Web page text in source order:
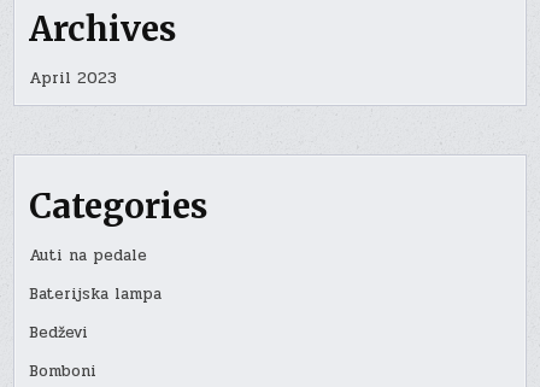
Archives
April 2023
Categories
Auti na pedale
Baterijska lampa
Bedževi
Bomboni